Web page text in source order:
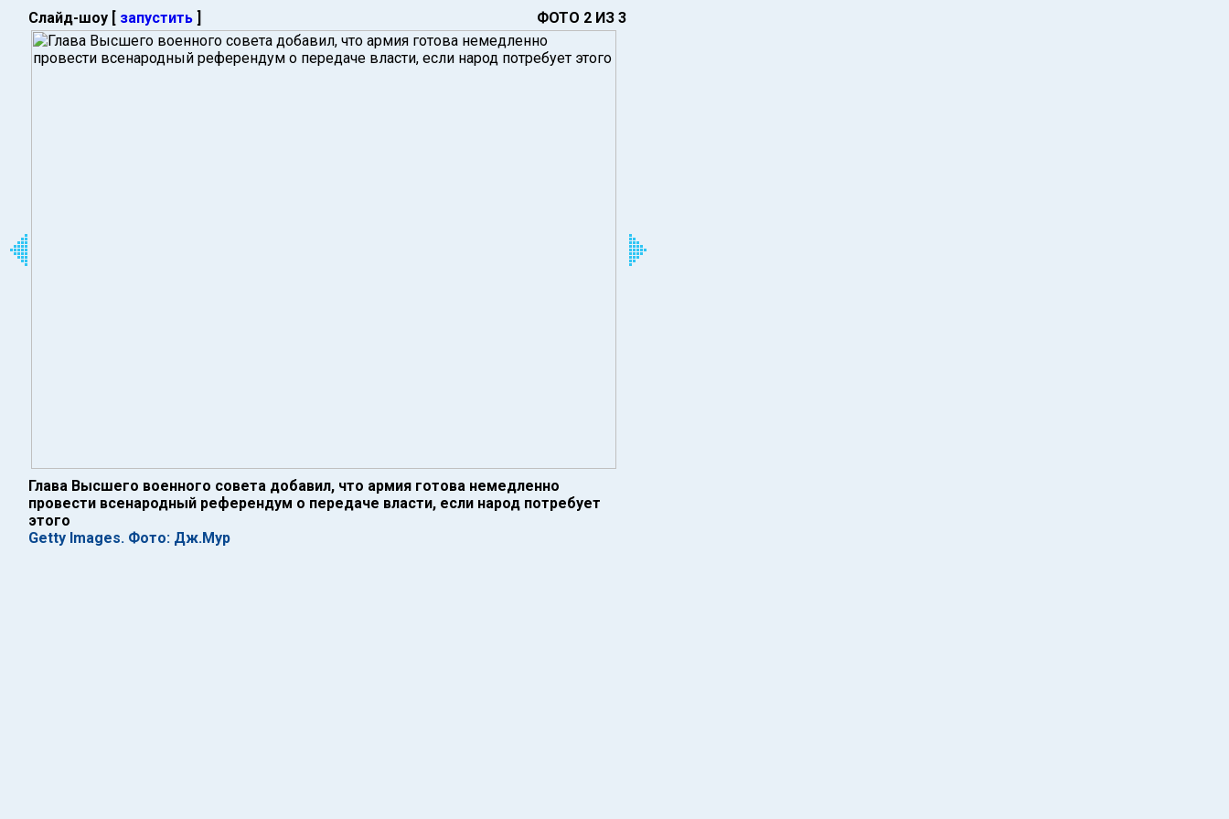
Слайд-шоу [ запустить ] ФОТО 2 ИЗ 3
Глава Высшего военного совета добавил, что армия готова немедленно
провести всенародный референдум о передаче власти, если народ потребует
этого
Getty Images. Фото: Дж.Мур